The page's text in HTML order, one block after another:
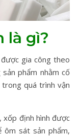
là gì?
gia công theo
phẩm nhằm cố
quá trình vận
xốp định hình được
ôm sát sản phẩm,